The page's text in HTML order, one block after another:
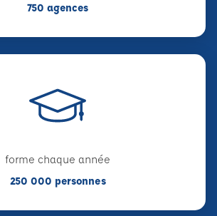
750 agences
forme chaque année
250 000 personnes